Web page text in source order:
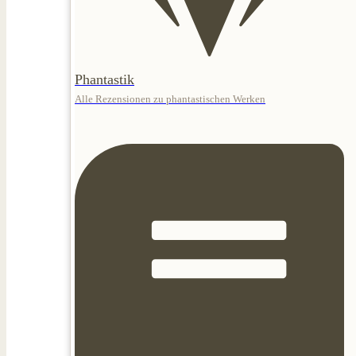
Phantastik
Alle Rezensionen zu phantastischen Werken